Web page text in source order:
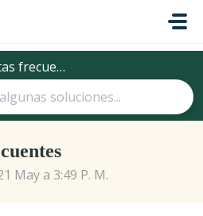
frecuentes
May a 3:49 P. M.